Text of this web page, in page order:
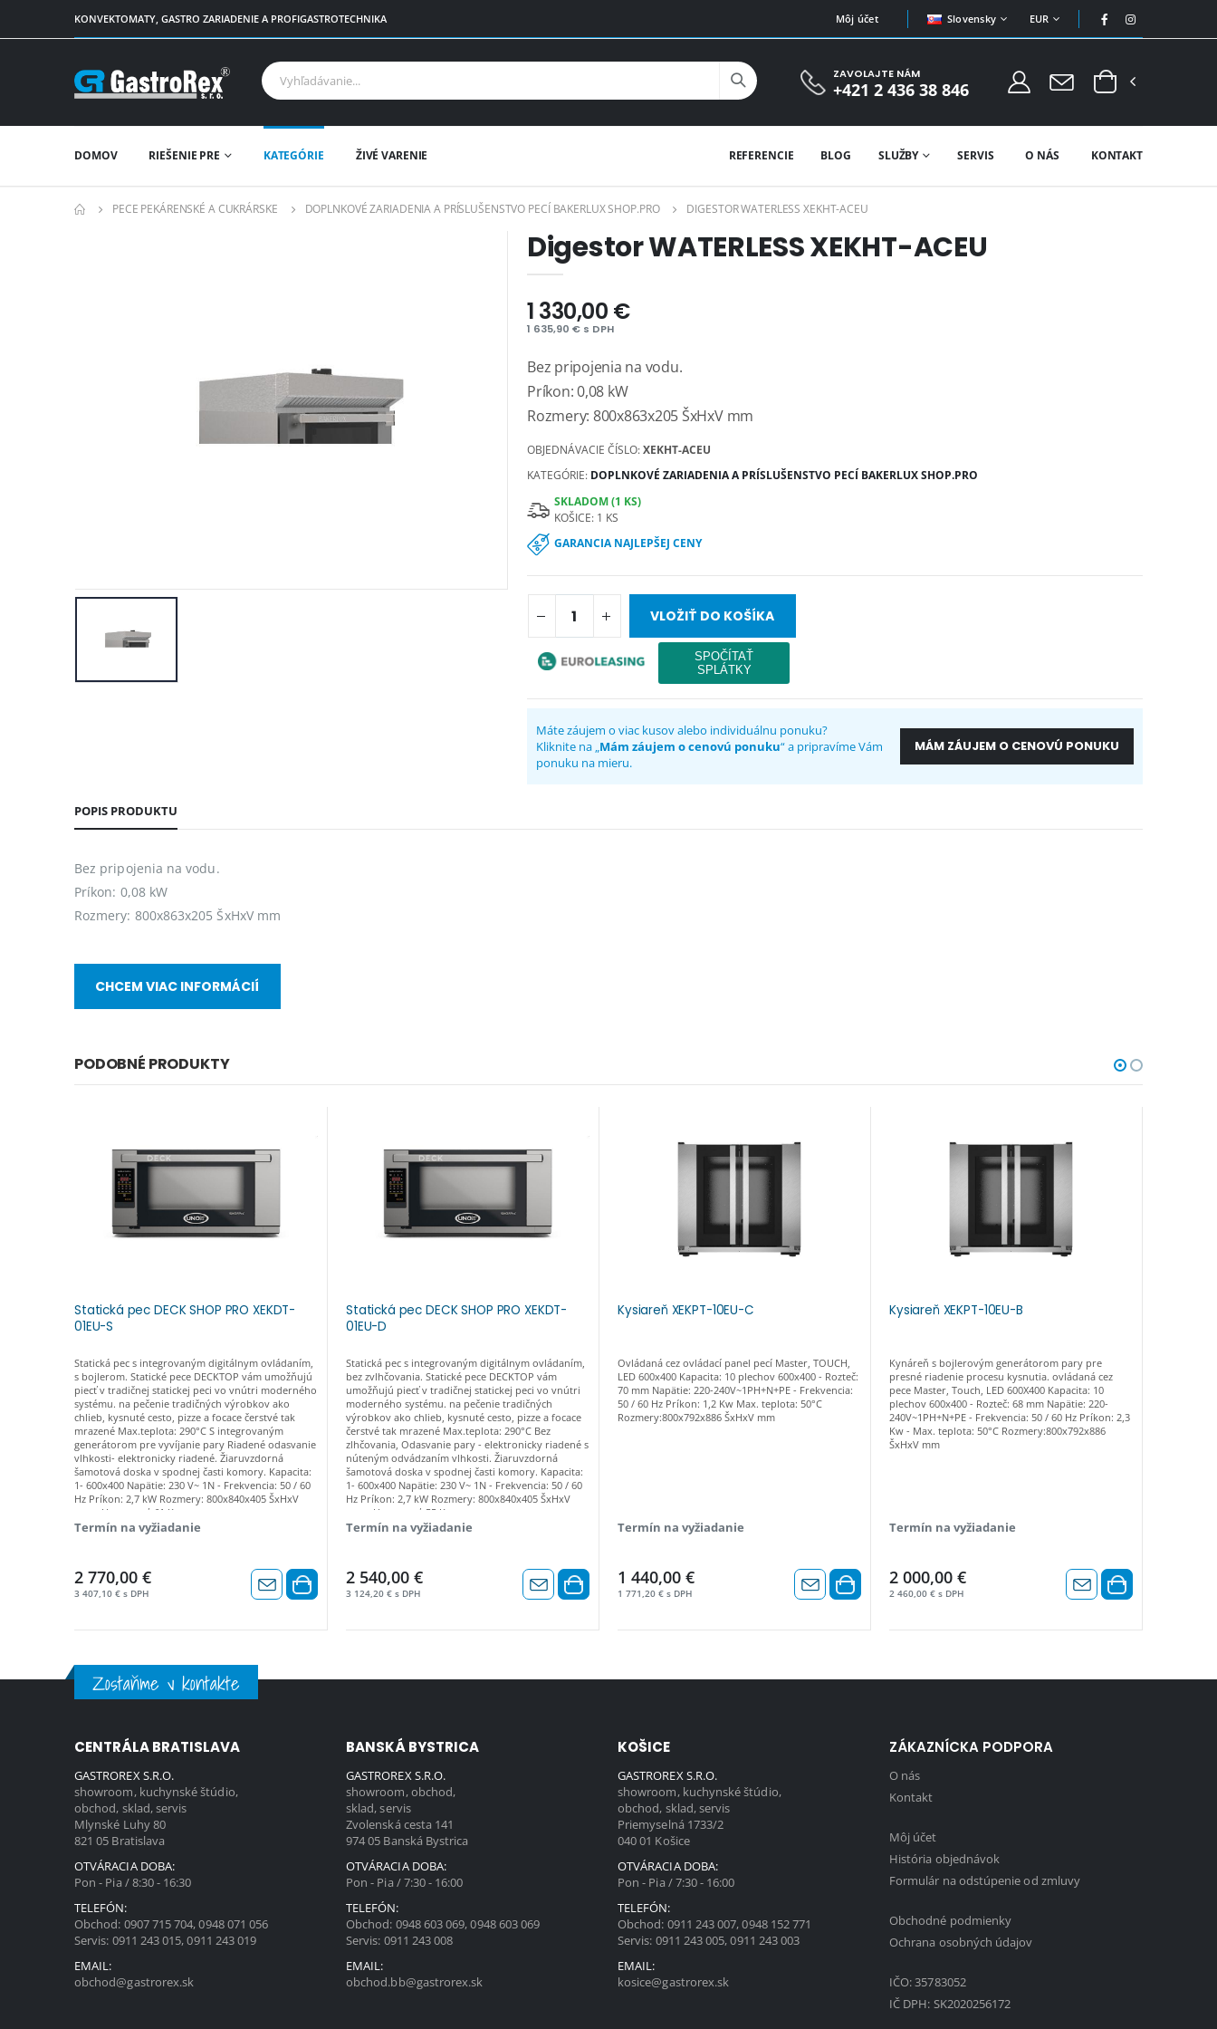
KONVEKTOMATY, GASTRO ZARIADENIE A PROFIGASTROTECHNIKA Môj účet Slovensky EUR
ZAVOLAJTE NÁM
+421 2 436 38 846
DOMOV RIEŠENIE PRE KATEGÓRIE ŽIVÉ VARENIE KONTAKT
O NÁS
SERVIS
SLUŽBY
BLOG
REFERENCIE
PECE PEKÁRENSKÉ A CUKRÁRSKE DOPLNKOVÉ ZARIADENIA A PRÍSLUŠENSTVO PECÍ BAKERLUX SHOP.PRO DIGESTOR WATERLESS XEKHT-ACEU
Digestor WATERLESS XEKHT-ACEU
1 330,00 €
1 635,90 € s DPH
Bez pripojenia na vodu.
Príkon: 0,08 kW
Rozmery: 800x863x205 ŠxHxV mm
OBJEDNÁVACIE ČÍSLO:XEKHT-ACEU
KATEGÓRIE: DOPLNKOVÉ ZARIADENIA A PRÍSLUŠENSTVO PECÍ BAKERLUX SHOP.PRO
SKLADOM (1 KS)
KOŠICE: 1 KS
GARANCIA NAJLEPŠEJ CENY
VLOŽIŤ DO KOŠÍKA
Máte záujem o viac kusov alebo individuálnu ponuku?
Kliknite na „Mám záujem o cenovú ponuku“ a pripravíme Vám
ponuku na mieru.
MÁM ZÁUJEM O CENOVÚ PONUKU
POPIS PRODUKTU
Bez pripojenia na vodu.
Príkon: 0,08 kW
Rozmery: 800x863x205 ŠxHxV mm
CHCEM VIAC INFORMÁCIÍ
PODOBNÉ PRODUKTY
Statická pec DECK SHOP PRO XEKDT-
01EU-S
Statická pec s integrovaným digitálnym ovládaním,
s bojlerom. Statické pece DECKTOP vám umožňujú
piecť v tradičnej statickej peci vo vnútri moderného
systému. na pečenie tradičných výrobkov ako
chlieb, kysnuté cesto, pizze a focace čerstvé tak
mrazené Max.teplota: 290°C S integrovaným
generátorom pre vyvíjanie pary Riadené odasvanie
vlhkosti- elektronicky riadené. Žiaruvzdorná
šamotová doska v spodnej časti komory. Kapacita:
1- 600x400 Napätie: 230 V~ 1N - Frekvencia: 50 / 60
Hz Príkon: 2,7 kW Rozmery: 800x840x405 ŠxHxV
mm - Hmotnosť: 61 Kg
Termín na vyžiadanie
2 770,00 €
3 407,10 € s DPH
Statická pec DECK SHOP PRO XEKDT-
01EU-D
Statická pec s integrovaným digitálnym ovládaním,
bez zvlhčovania. Statické pece DECKTOP vám
umožňujú piecť v tradičnej statickej peci vo vnútri
moderného systému. na pečenie tradičných
výrobkov ako chlieb, kysnuté cesto, pizze a focace
čerstvé tak mrazené Max.teplota: 290°C Bez
zlhčovania, Odasvanie pary - elektronicky riadené s
núteným odvádzaním vlhkosti. Žiaruvzdorná
šamotová doska v spodnej časti komory. Kapacita:
1- 600x400 Napätie: 230 V~ 1N - Frekvencia: 50 / 60
Hz Príkon: 2,7 kW Rozmery: 800x840x405 ŠxHxV
mm - Hmotnosť: 55 Kg
Termín na vyžiadanie
2 540,00 €
3 124,20 € s DPH
Kysiareň XEKPT-10EU-C
Ovládaná cez ovládací panel pecí Master, TOUCH,
LED 600x400 Kapacita: 10 plechov 600x400 - Rozteč:
70 mm Napätie: 220-240V~1PH+N+PE - Frekvencia:
50 / 60 Hz Príkon: 1,2 Kw Max. teplota: 50°C
Rozmery:800x792x886 ŠxHxV mm
Termín na vyžiadanie
1 440,00 €
1 771,20 € s DPH
Kysiareň XEKPT-10EU-B
Kynáreň s bojlerovým generátorom pary pre
presné riadenie procesu kysnutia. ovládaná cez
pece Master, Touch, LED 600X400 Kapacita: 10
plechov 600x400 - Rozteč: 68 mm Napätie: 220-
240V~1PH+N+PE - Frekvencia: 50 / 60 Hz Príkon: 2,3
Kw - Max. teplota: 50°C Rozmery:800x792x886
ŠxHxV mm
Termín na vyžiadanie
2 000,00 €
2 460,00 € s DPH
Zostaňme v kontakte
CENTRÁLA BRATISLAVA
GASTROREX S.R.O.
showroom, kuchynské štúdio,
obchod, sklad, servis
Mlynské Luhy 80
821 05 Bratislava
OTVÁRACIA DOBA:
Pon - Pia / 8:30 - 16:30
TELEFÓN:
Obchod: 0907 715 704,0948 071 056
Servis: 0911 243 015,0911 243 019
EMAIL:
obchod@gastrorex.sk
BANSKÁ BYSTRICA
GASTROREX S.R.O.
showroom, obchod,
sklad, servis
Zvolenská cesta 141
974 05 Banská Bystrica
OTVÁRACIA DOBA:
Pon - Pia / 7:30 - 16:00
TELEFÓN:
Obchod: 0948 603 069,0948 603 069
Servis: 0911 243 008
EMAIL:
obchod.bb@gastrorex.sk
KOŠICE
GASTROREX S.R.O.
showroom, kuchynské štúdio,
obchod, sklad, servis
Priemyselná 1733/2
040 01 Košice
OTVÁRACIA DOBA:
Pon - Pia / 7:30 - 16:00
TELEFÓN:
Obchod: 0911 243 007,0948 152 771
Servis: 0911 243 005,0911 243 003
EMAIL:
kosice@gastrorex.sk
ZÁKAZNÍCKA PODPORA
O nás
Kontakt
Môj účet
História objednávok
Formulár na odstúpenie od zmluvy
Obchodné podmienky
Ochrana osobných údajov
IČO: 35783052
IČ DPH: SK2020256172